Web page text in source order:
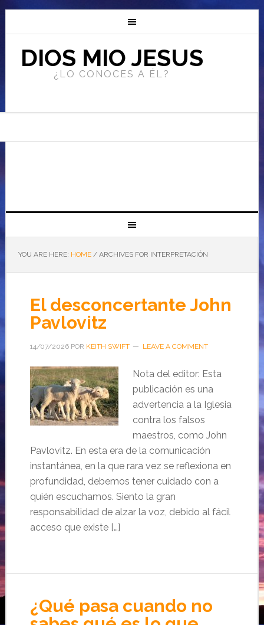
DIOS MIO JESUS
¿LO CONOCES A ÉL?
YOU ARE HERE: HOME /ARCHIVES FOR INTERPRETACIÓN
El desconcertante John
Pavlovitz
14/07/2026POR KEITH SWIFT LEAVE A COMMENT
Nota del editor: Esta
publicación es una
advertencia a la Iglesia
contra los falsos
maestros, como John
Pavlovitz. En esta era de la comunicación
instantánea, en la que rara vez se reflexiona en
profundidad, debemos tener cuidado con a
quién escuchamos. Siento la gran
responsabilidad de alzar la voz, debido al fácil
acceso que existe […]
¿Qué pasa cuando no